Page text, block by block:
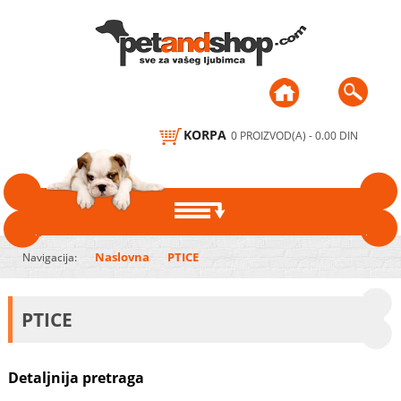
KORPA 0 PROIZVOD(A) - 0.00 DIN
PSI
DODACI ISHRANI,
ČINIJE I PODMETAČI
HRANA ZA MAČKE
POSLASTICE
PTICE
MINERALI
MALE ŽIVOTINJE
Navigacija: Naslovna PTICE
PTICE
Detaljnija pretraga